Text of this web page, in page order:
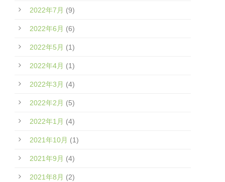
2022年7月 (9)
2022年6月 (6)
2022年5月 (1)
2022年4月 (1)
2022年3月 (4)
2022年2月 (5)
2022年1月 (4)
2021年10月 (1)
2021年9月 (4)
2021年8月 (2)